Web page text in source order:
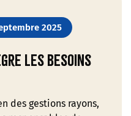
2025
les besoins
des gestions rayons,